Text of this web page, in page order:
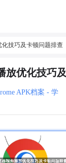
技巧及卡顿问题排查
放优化技巧
APK档案 - 学